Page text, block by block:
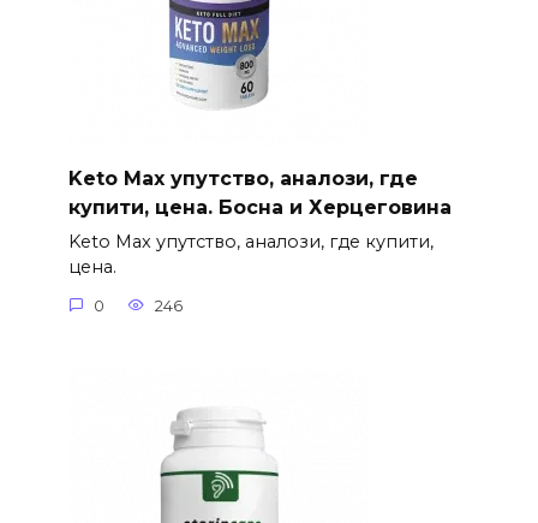
Keto Max упутство, аналози, где
купити, цена. Босна и Херцеговина
Keto Max упутство, аналози, где купити,
цена.
0 246